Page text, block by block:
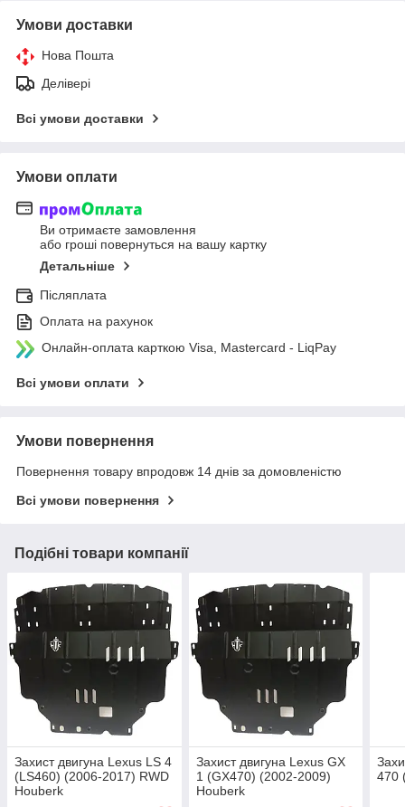
Умови доставки
Нова Пошта
Делівері
Всі умови доставки
Умови оплати
Ви отримаєте замовлення
або гроші повернуться на вашу картку
Детальніше
Післяплата
Оплата на рахунок
Онлайн-оплата карткою Visa, Mastercard - LiqPay
Всі умови оплати
Умови повернення
Повернення товару впродовж 14 днів за домовленістю
Всі умови повернення
Подібні товари компанії
Захист двигуна Lexus LS 4
(LS460) (2006-2017) RWD
Houberk
Захист двигуна Lexus GX
1 (GX470) (2002-2009)
Houberk
470